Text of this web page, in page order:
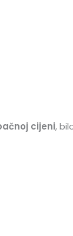
cijeni,